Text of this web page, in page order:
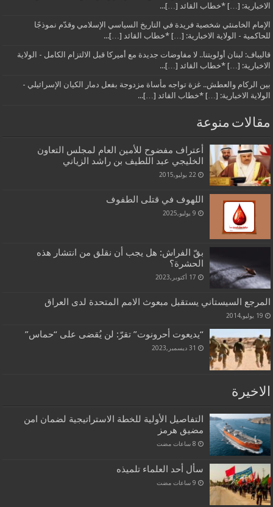
الاخبارية: […] *خطاب القائد […]...
الإمام الخامنئي شخصية فريدة في التاريخ السياسي الإسلامي وقدّم نموذجًا
للحاكمية - الولاية الاخبارية: […] *خطاب القائد […]...
قاليباف: لبنان أولويتنا.. لا مفاوضات جديدة مع أميركا قبل الالتزام الكامل - الولاية
الاخبارية: […] *خطاب القائد […]...
بين الركام والعطش.. غزة تواجه مأساة مزدوجة بفعل دمار الكيان الإسرائيلي -
الولاية الاخبارية: […] *خطاب القائد […]...
مقالات منوعة
أعتراف مفضوح للأمين العام لمجلس التعاون
الخليجي عبد اللطيف بن راشد الزياني
22 يوليو,2015
اللهوف في قتلى الطفوف
9 يوليو,2025
بقّ الفراش: هل يجب أن نقلق من انتشار هذه
الحشرة؟
17 أكتوبر,2023
المرجع السيستاني يستقبل مبعوث الامم المتحدة لدى العراق
19 يوليو,2014
“يديعوت أحرونوت” تقرّ: لن يُقضى على “حماس”
31 ديسمبر,2023
الاخيرة
التفاصيل الأولية للخطة الاستراتيجية لضمان امن
مضيق هرمز
سأل أحد العلماء تلميذه